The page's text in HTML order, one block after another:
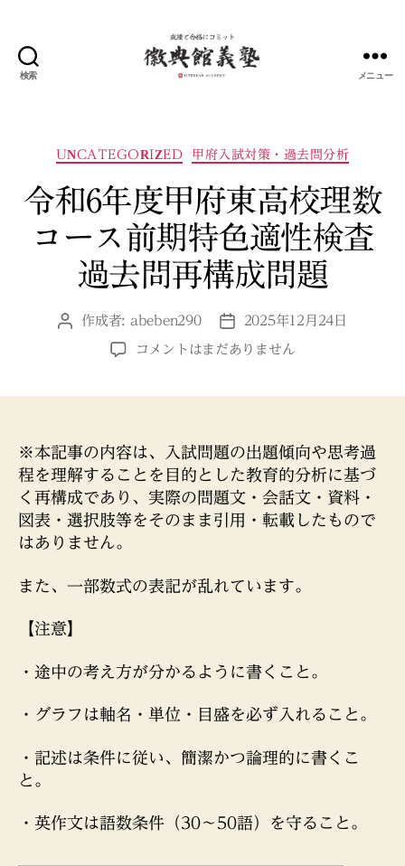
検索
総
教
育
プ
ラ
ッ
ト
ー
館
義
塾
メニュー
カ
ゴ
リ
ー
UNCATEGORIZED 甲府入試対策・過去問分析
令和6年度甲府東高校理数
コース前期特色適性検査
過去問再構成問題
投
作成者: abeben290
投
稿
2025年12月24日
令
甲
府
高
校
コ
期
検
去
コメントはまだありません
※本記事の内容は、入試問題の出題傾向や思考過
程を理解することを目的とした教育的分析に基づ
く再構成であり、実際の問題文・会話文・資料・
図表・選択肢等をそのまま引用・転載したもので
はありません。
また、一部数式の表記が乱れています。
【注意】
・途中の考え方が分かるように書くこと。
・グラフは軸名・単位・目盛を必ず入れること。
・記述は条件に従い、簡潔かつ論理的に書くこ
と。
・英作文は語数条件（30〜50語）を守ること。